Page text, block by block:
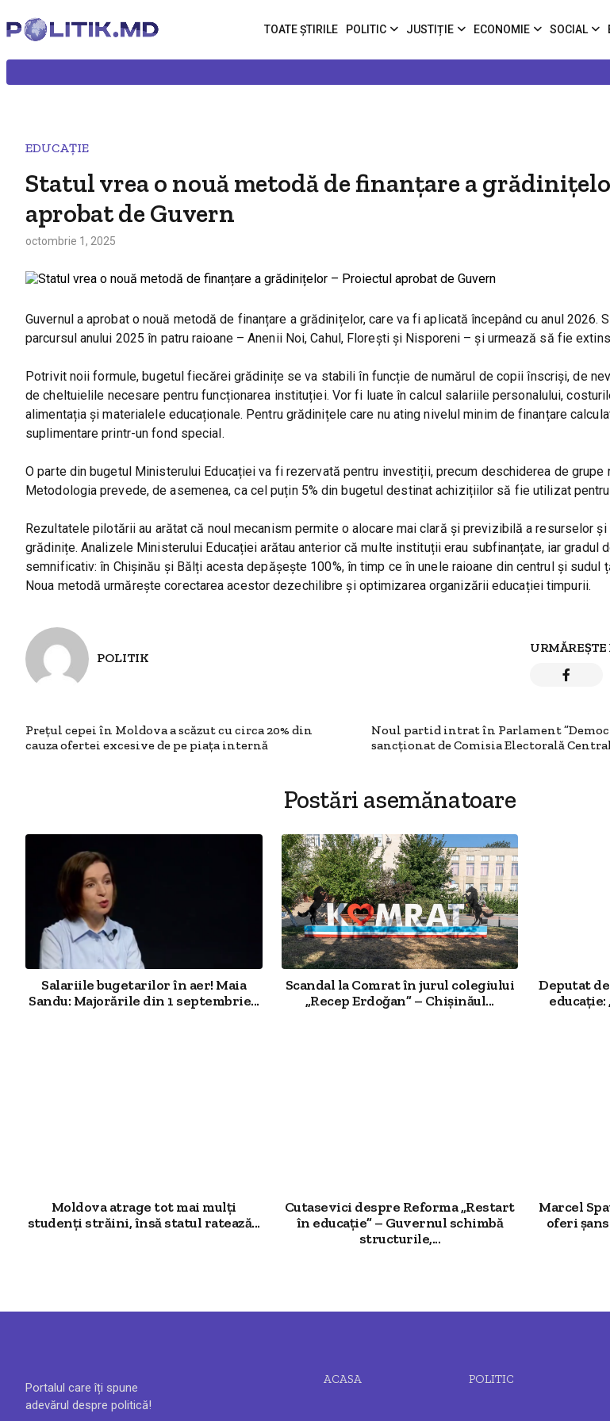
TOATE ȘTIRILE POLITIC JUSTIȚIE ECONOMIE SOCIAL
EDUCAȚIE
Statul vrea o nouă metodă de finanțare a
aprobat de Guvern
octombrie 1, 2025
Guvernul a aprobat o nouă metodă de finanțare a grădinițelor, care va fi aplicată începând cu anul 2026.
parcursul anului 2025 în patru raioane – Anenii Noi, Cahul, Florești și Nisporeni – și urmează să fie
Potrivit noii formule, bugetul fiecărei grădinițe se va stabili în funcție de numărul de copii înscriși, de
de cheltuielile necesare pentru funcționarea instituției. Vor fi luate în calcul salariile personalului,
alimentația și materialele educaționale. Pentru grădinițele care nu ating nivelul minim de finanțare
suplimentare printr-un fond special.
O parte din bugetul Ministerului Educației va fi rezervată pentru investiții, precum deschiderea de grupe
Metodologia prevede, de asemenea, ca cel puțin 5% din bugetul destinat achizițiilor să fie utilizat
Rezultatele pilotării au arătat că noul mecanism permite o alocare mai clară și previzibilă a resurselor
grădinițe. Analizele Ministerului Educației arătau anterior că multe instituții erau subfinanțate, iar gradul
semnificativ: în Chișinău și Bălți acesta depășește 100%, în timp ce în unele raioane din centrul și sudul
Noua metodă urmărește corectarea acestor dezechilibre și optimizarea organizării educației timpurii.
POLITIK
Prețul cepei în Moldova a scăzut cu circa 20% din
cauza ofertei excesive de pe piața internă
Noul partid intrat în Parlament
sancționat de Comisia Electorală
Postări asemănatoare
Salariile bugetarilor în aer! Maia
Sandu: Majorările din 1 septembrie...
Scandal la Comrat în jurul colegiului
„Recep Erdoğan” – Chișinăul...
Deputat
Moldova atrage tot mai mulți
studenți străini, însă statul ratează...
Cutasevici despre Reforma „Restart
în educație” – Guvernul schimbă
structurile,...
Marcel
oferi
Portalul care îți spune
adevărul despre politică!
ACASA POLITIC